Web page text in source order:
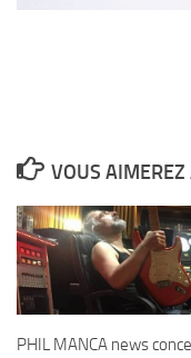
VOUS AIMEREZ
PHIL MANCA news